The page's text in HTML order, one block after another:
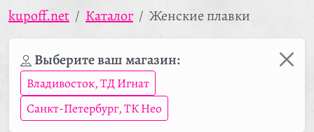
kupoff.net Каталог Женские плавки
Выберите ваш магазин:
Владивосток, ТД Игнат
Санкт-Петербург, ТК Нео